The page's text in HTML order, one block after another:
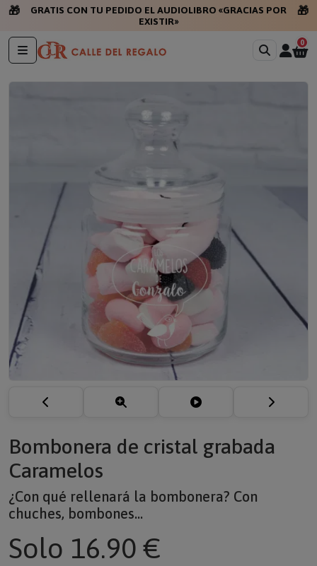
🎁
GRATIS CON TU PEDIDO EL AUDIOLIBRO «GRACIAS POR
EXISTIR»
🎁
0
Bombonera de cristal grabada
Caramelos
¿Con qué rellenará la bombonera? Con
chuches, bombones...
Solo 16.90 €